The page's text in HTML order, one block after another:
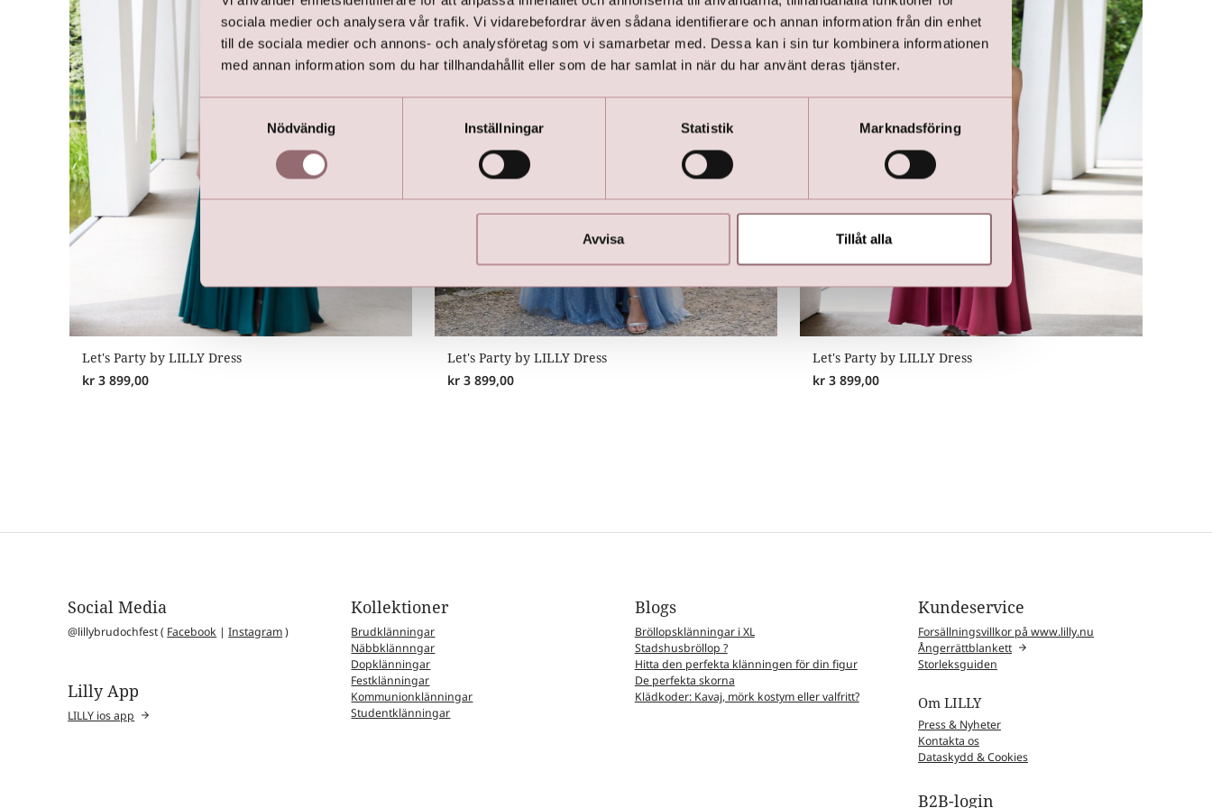
sociala medier och analysera vår trafik. Vi vidarebefordrar även sådana identifierare och annan information från din enhet
till de sociala medier och annons- och analysföretag som vi samarbetar med. Dessa kan i sin tur kombinera informationen
med annan information som du har tillhandahållit eller som de har samlat in när du har använt deras tjänster.
Nödvändig
Inställningar Statistik Marknadsföring
Avvisa Tillåt alla
Let's Party by LILLY Dress
kr 3 899,00
Let's Party by LILLY Dress
kr 3 899,00
Let's Party by LILLY Dress
kr 3 899,00
Social Media
@lillybrudochfest ( Facebook |Instagram)
Lilly App
LILLY ios app
Kollektioner
Brudklänningar
Näbbklännngar
Dopklänningar
Festklänningar
Kommunionklänningar
Studentklänningar
Blogs
Bröllopsklänningar i XL
Stadshusbröllop ?
Hitta den perfekta klänningen för din figur
De perfekta skorna
Klädkoder: Kavaj, mörk kostym eller valfritt?
Kundeservice
Forsällningsvillkor på www.lilly.nu
Ångerrättblankett
Storleksguiden
Om LILLY
Press & Nyheter
Kontakta os
Dataskydd & Cookies
B2B-login